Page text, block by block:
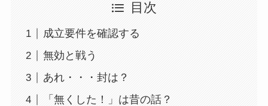
目次
成立要件を確認する
無効と戦う
あれ・・・封は？
「無くした！」は昔の話？